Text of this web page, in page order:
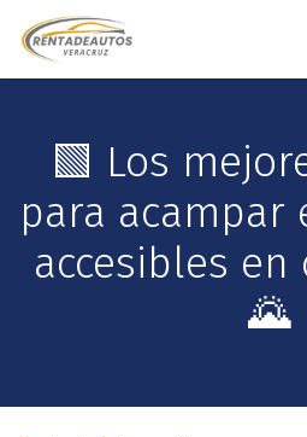
🟩 Los
para acampar
accesibles en
🌄